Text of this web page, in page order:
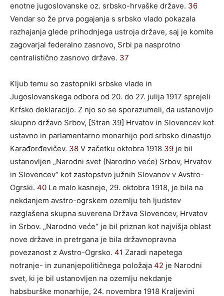
enotne jugoslovanske oz. srbsko-hrvaške države. 36
Vendar so že prva pogajanja s srbsko vlado pokazala
razhajanja glede prihodnjega ustroja države, saj je komite
zagovarjal federalno zasnovo, Srbi pa nasprotno
centralistično zasnovo države. 37
Kljub temu so zastopniki srbske vlade in
Jugoslovanskega odbora od 20. do 27. julija 1917 sprejeli
Krfsko deklaracijo. Z njo so se sporazumeli, da ustanovijo
skupno državo Srbov, [Stran 39] Hrvatov in Slovencev kot
ustavno in parlamentarno monarhijo pod srbsko dinastijo
Karađorđevičev. 38 V začetku oktobra 1918 39 je bil
ustanovljen „Narodni svet (Narodno veće) Srbov, Hrvatov
in Slovencev“ kot zastopstvo južnih Slovanov v Avstro-
Ogrski. 40 Le malo kasneje, 29. oktobra 1918, je bila na
nekdanjem avstro-ogrskem ozemlju teh ljudstev
razglašena skupna suverena Država Slovencev, Hrvatov
in Srbov. „Narodno veće“ je bil priznan kot najvišja oblast
nove države in pretrgana je bila državnopravna
povezanost z Avstro-Ogrsko. 41 Zaradi napetega
notranje- in zunanjepolitičnega položaja 42 je Narodni
svet, ki je bil ustanovljen na ozemlju nekdanje
habsburške monarhije, 24. novembra 1918 Kraljevini